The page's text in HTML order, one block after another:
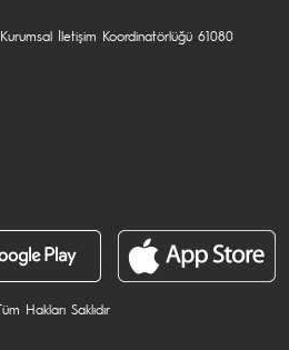
İletişim Koordinatörlüğü 61080
Hakları Saklıdır